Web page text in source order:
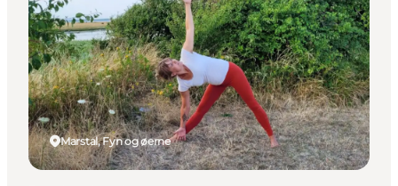
Overnatning
Book lokale oplevelser
Marstal, Fyn og øerne